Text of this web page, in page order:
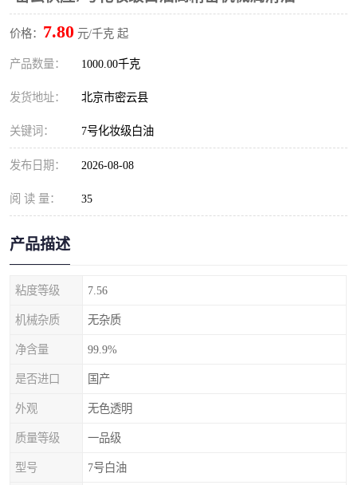
价格： 7.80 元/千克 起
产品数量： 1000.00千克
发货地址： 北京市密云县
关键词： 7号化妆级白油
发布日期： 2026-08-08
阅 读 量： 35
产品描述
粘度等级 7.56
机械杂质 无杂质
净含量 99.9%
是否进口 国产
外观 无色透明
质量等级 一品级
型号 7号白油